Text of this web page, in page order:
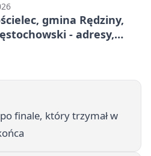
gmina Rędziny,
- adresy,
finale, który trzymał w